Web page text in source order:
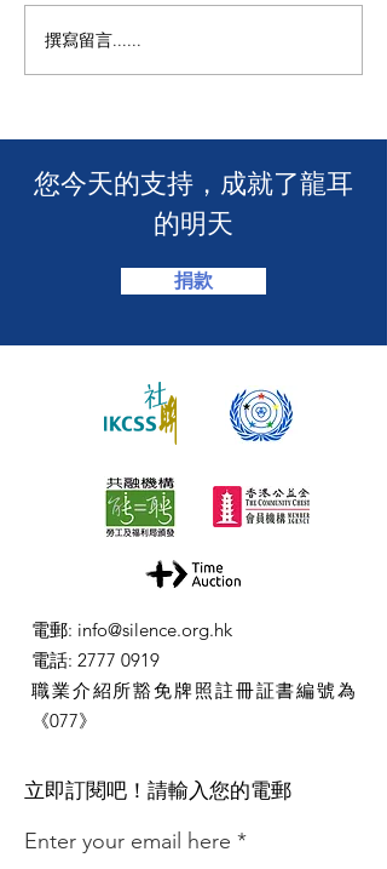
🧯 【推動資訊無障礙！龍
耳為葵盛西邨消防安全簡
撰寫留言......
​您今天的支持，成就了龍耳
的明天
捐款
電郵: info@silence.org.hk
電話: 2777 0919
職業介紹所豁免牌照註冊証書編號為
《077》
​立即訂閱吧！請輸入您的電郵
Enter your email here